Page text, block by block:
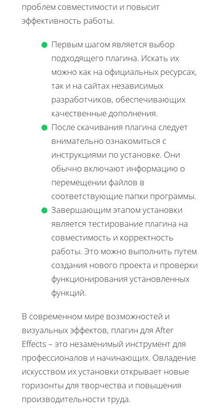
проблем совместимости и повысит
эффективность работы.
Первым шагом является выбор
подходящего плагина. Искать их
можно как на официальных ресурсах,
так и на сайтах независимых
разработчиков, обеспечивающих
качественные дополнения.
После скачивания плагина следует
внимательно ознакомиться с
инструкциями по установке. Они
обычно включают информацию о
перемещении файлов в
соответствующие папки программы.
Завершающим этапом установки
является тестирование плагина на
совместимость и корректность
работы. Это можно выполнить путем
создания нового проекта и проверки
функционирования установленных
функций.
В современном мире возможностей и
визуальных эффектов, плагин для After
Effects – это незаменимый инструмент для
профессионалов и начинающих. Овладение
искусством их установки открывает новые
горизонты для творчества и повышения
производительности труда.